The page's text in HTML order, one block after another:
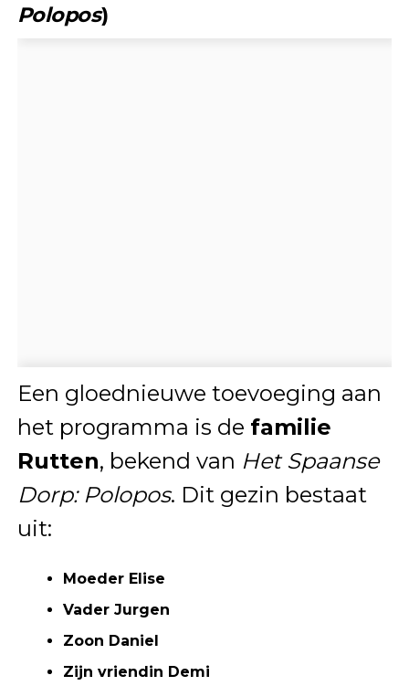
Polopos)
Een gloednieuwe toevoeging aan
het programma is de familie
Rutten, bekend van Het Spaanse
Dorp: Polopos. Dit gezin bestaat
uit:
Moeder Elise
Vader Jurgen
Zoon Daniel
Zijn vriendin Demi